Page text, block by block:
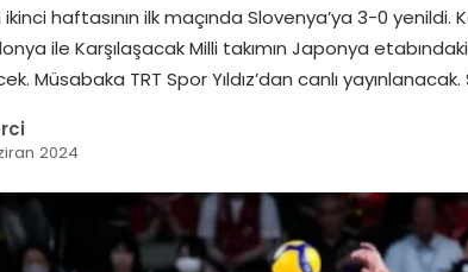
haftasının ilk maçında Slovenya’ya 3-0 yenildi.
ile Karşılaşacak Milli takımın Japonya
Müsabaka TRT Spor Yıldız’dan canlı
2024